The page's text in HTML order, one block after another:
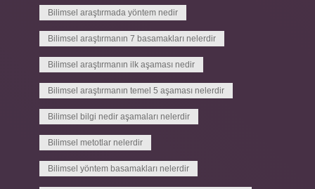
Bilimsel araştırmada yöntem nedir
Bilimsel araştırmanın 7 basamakları nelerdir
Bilimsel araştırmanın ilk aşaması nedir
Bilimsel araştırmanın temel 5 aşaması nelerdir
Bilimsel bilgi nedir aşamaları nelerdir
Bilimsel metotlar nelerdir
Bilimsel yöntem basamakları nelerdir